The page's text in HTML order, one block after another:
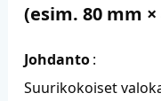
(esim. 80 mm
Johdanto:
Suurikokoiset